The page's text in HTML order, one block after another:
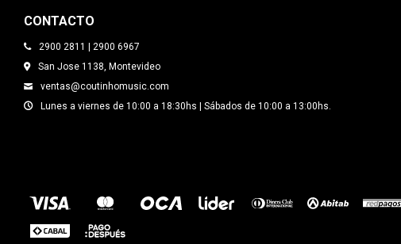
CONTACTO
2900 2811 | 2900 6967
San Jose 1138, Montevideo
ventas@coutinhomusic.com
Lunes a viernes de 10:00 a 18:30hs | Sábados de 10:00 a 13:00hs.